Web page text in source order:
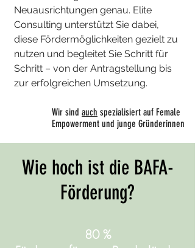
Neuausrichtungen genau. Elite
Consulting unterstützt Sie dabei,
diese Fördermöglichkeiten gezielt zu
nutzen und begleitet Sie Schritt für
Schritt – von der Antragstellung bis
zur erfolgreichen Umsetzung.
Wir sind auch spezialisiert auf Female
Empowerment und junge Gründerinnen
​Wie hoch ist die BAFA-
Förderung?
80 %